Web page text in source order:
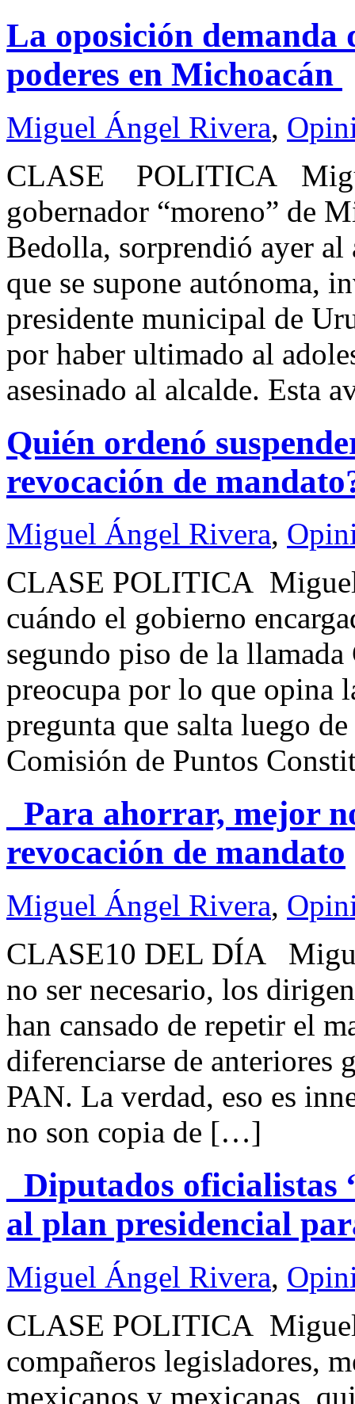
La oposición demanda
poderes en Michoacán
Miguel Ángel Rivera,
CLASE POLITICA
gobernador “moreno” de
Bedolla, sorprendió ayer
que se supone autónoma,
presidente municipal de
por haber ultimado al
asesinado al alcalde. Esta
Quién ordenó
revocación de
Miguel Ángel Rivera,
CLASE POLITICA
cuándo el gobierno
segundo piso de la
preocupa por lo que opina
pregunta que salta luego
Comisión de Puntos
Para ahorrar, mejor
revocación de mandato
Miguel Ángel Rivera,
CLASE10 DEL DÍA
no ser necesario, los
han cansado de repetir el
diferenciarse de anteriores
PAN. La verdad, eso es
no son copia de […]
Diputados oficialistas
al plan presidencial
Miguel Ángel Rivera,
CLASE POLITICA
compañeros legisladores,
mexicanos y mexicanas,